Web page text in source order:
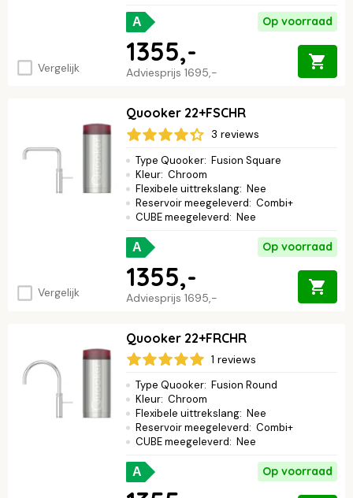
Vergelijk
A Op voorraad
Adviesprijs 1695,-
1355,-
Vergelijk
Quooker 22+FSCHR
3 reviews
Type Quooker: Fusion Square
Kleur: Chroom
Flexibele uittrekslang: Nee
Reservoir meegeleverd: Combi+
CUBE meegeleverd: Nee
A Op voorraad
Adviesprijs 1695,-
1355,-
Quooker 22+FRCHR
1 reviews
Type Quooker: Fusion Round
Kleur: Chroom
Flexibele uittrekslang: Nee
Reservoir meegeleverd: Combi+
CUBE meegeleverd: Nee
A Op voorraad